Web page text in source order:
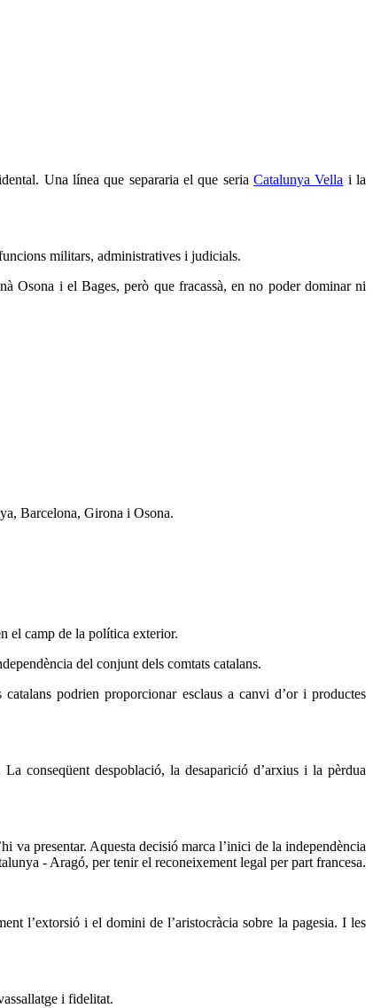
Una línea que separaria el que seria Catalunya Vella i la
militars, administratives i judicials.
Osona i el Bages, però que fracassà, en no poder dominar ni
Barcelona, Girona i Osona.
el camp de la política exterior.
del conjunt dels comtats catalans.
podrien proporcionar esclaus a canvi d’or i productes
conseqüent despoblació, la desaparició d’arxius i la pèrdua
va presentar. Aquesta decisió marca l’inici de la independència
- Aragó, per tenir el reconeixement legal per part francesa.
l’extorsió i el domini de l’aristocràcia sobre la pagesia. I les
i fidelitat.